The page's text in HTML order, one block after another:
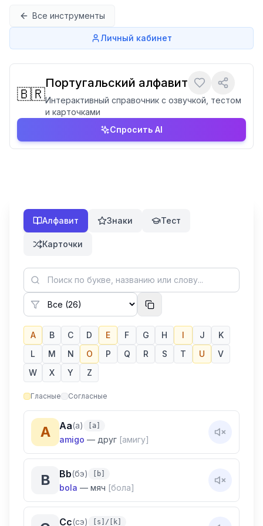
Все инструменты
Личный кабинет
🇧🇷
Португальский алфавит
Интерактивный справочник с озвучкой, тестом
и карточками
Спросить AI
Алфавит Знаки Тест
Карточки
A B C D E F G H I J
K
L
M N O P Q R S T U
V
W
X Y Z
Гласные Согласные
A Aa(а) [a]
amigo — друг [амигу]
а
B Bb(бэ) [b]
bola — мяч [бола]
Cc(сэ) [s]/[k]